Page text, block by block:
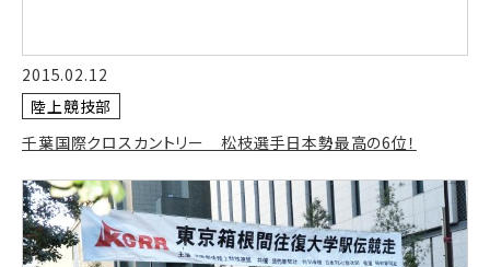
2015.02.12
陸上競技部
千葉国際クロスカントリー 松枝選手日本勢最高の6位！